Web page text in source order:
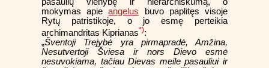
mokymas apieangelus buvo paplitęs visoje
Rytų patristikoje, o jo esmę perteikia
archimandritas Kiprianas*):
„Šventoji Trejybė yra pirmapradė, Amžina,
Nesutvertoji Šviesa ir nors Dievo esmė
nesuvokiama, tačiau Dievas meile pasauliui ir